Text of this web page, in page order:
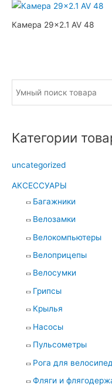
Камера 29×2.1 AV 48
Категории
uncategorized
АКСЕССУАРЫ
Багажники
Велозамки
Велокомпьютеры
Велоприцепы
Велосумки
Грипсы
Крылья
Насосы
Пульсометры
Рога для
Фляги и